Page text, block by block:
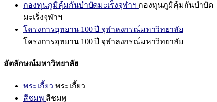
กองทุนภูมิคุ้มกันบำบัดมะเร็งจุฬาฯ กองทุนภูมิคุ้มกันบำบัด
มะเร็งจุฬาฯ
โครงการอุทยาน 100 ปี จุฬาลงกรณ์มหาวิทยาลัย
โครงการอุทยาน 100 ปี จุฬาลงกรณ์มหาวิทยาลัย
อัตลักษณ์มหาวิทยาลัย
พระเกี้ยว พระเกี้ยว
สีชมพู สีชมพู